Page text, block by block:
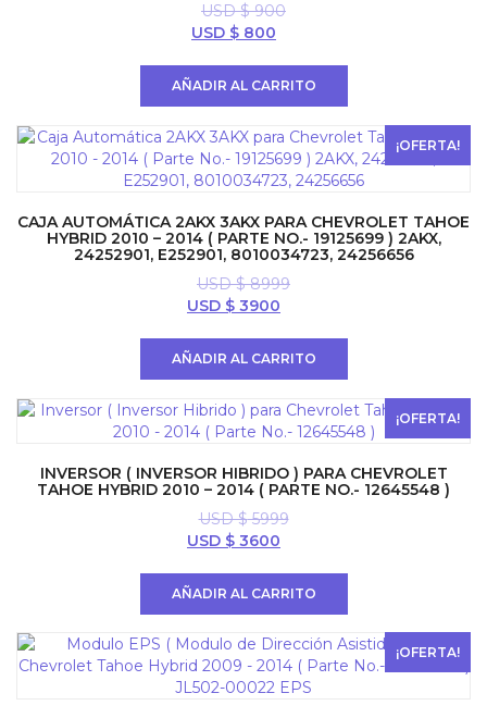
USD $900
El
era:
$ 900.
USD $ 800
es:
$ 800.
AÑADIR AL CARRITO
¡OFERTA!
CAJA AUTOMÁTICA 2AKX 3AKX PARA CHEVROLET TAHOE
HYBRID 2010 – 2014 ( PARTE NO.- 19125699 ) 2AKX,
24252901, E252901, 8010034723, 24256656
USD $8999
El
original
era:
$ 8999.
USD $ 3900
es:
$ 3900.
AÑADIR AL CARRITO
¡OFERTA!
INVERSOR ( INVERSOR HIBRIDO ) PARA CHEVROLET
TAHOE HYBRID 2010 – 2014 ( PARTE NO.- 12645548 )
USD $5999
El
original
era:
$ 5999.
USD $ 3600
es:
$ 3600.
AÑADIR AL CARRITO
¡OFERTA!